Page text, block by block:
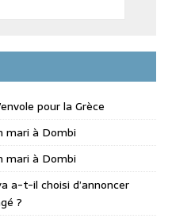
pour la Grèce
mari à Dombi
mari à Dombi
a-t-il choisi d’annoncer
?